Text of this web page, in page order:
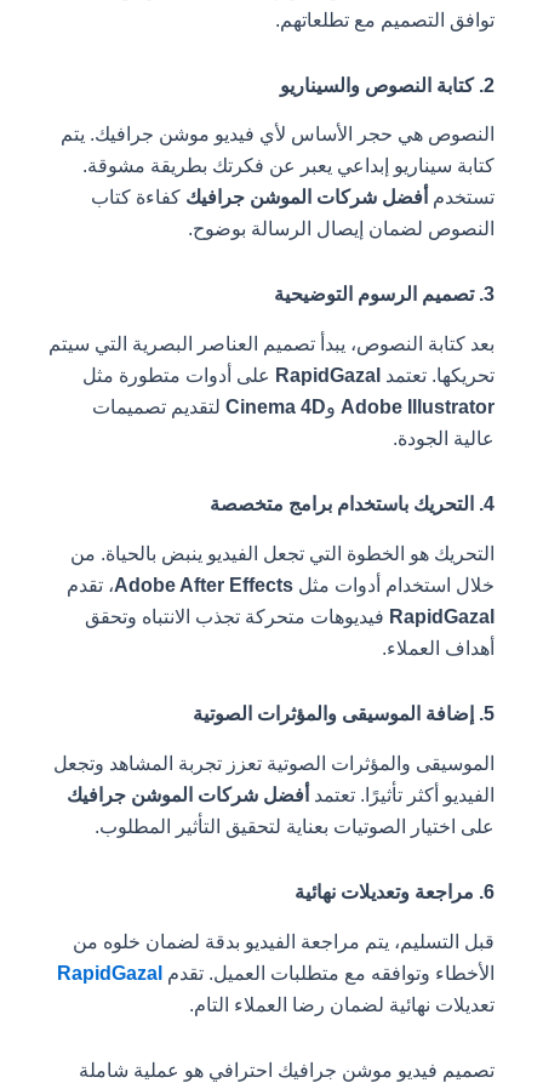
توافق التصميم مع تطلعاتهم.
النصوص هي حجر الأساس لأي فيديو موشن جرافيك. يتم
كتابة سيناريو إبداعي يعبر عن فكرتك بطريقة مشوقة.
تستخدمأفضل شركات الموشن جرافيككفاءة كتاب
النصوص لضمان إيصال الرسالة بوضوح.
بعد كتابة النصوص، يبدأ تصميم العناصر البصرية التي سيتم
تحريكها. تعتمدRapidGazalعلى أدوات متطورة مثل
Adobe IllustratorوCinema 4Dلتقديم تصميمات
عالية الجودة.
التحريك هو الخطوة التي تجعل الفيديو ينبض بالحياة. من
خلال استخدام أدوات مثلAdobe After Effects، تقدم
RapidGazalفيديوهات متحركة تجذب الانتباه وتحقق
أهداف العملاء.
الموسيقى والمؤثرات الصوتية تعزز تجربة المشاهد وتجعل
الفيديو أكثر تأثيرًا. تعتمدأفضل شركات الموشن جرافيك
على اختيار الصوتيات بعناية لتحقيق التأثير المطلوب.
قبل التسليم، يتم مراجعة الفيديو بدقة لضمان خلوه من
الأخطاء وتوافقه مع متطلبات العميل. تقدم RapidGazal
تعديلات نهائية لضمان رضا العملاء التام.
تصميم فيديو موشن جرافيك احترافي هو عملية شاملة